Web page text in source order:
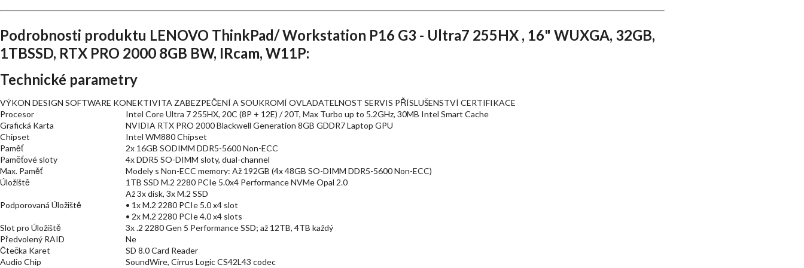
Podrobnosti produktu LENOVO ThinkPad/ Workstation P16 G3 - Ultra7 255HX , 16" WUXGA, 32GB,
1TBSSD, RTX PRO 2000 8GB BW, IRcam, W11P:
Technické parametry
VÝKON DESIGN SOFTWARE KONEKTIVITA ZABEZPEČENÍ A SOUKROMÍ OVLADATELNOST SERVIS PŘÍSLUŠENSTVÍ CERTIFIKACE
Procesor
Intel Core Ultra 7 255HX, 20C (8P + 12E) / 20T, Max Turbo up to 5.2GHz, 30MB Intel Smart Cache
Grafická Karta
NVIDIA RTX PRO 2000 Blackwell Generation 8GB GDDR7 Laptop GPU
Chipset
Intel WM880 Chipset
Paměť
2x 16GB SODIMM DDR5-5600 Non-ECC
Paměťové sloty
4x DDR5 SO-DIMM sloty, dual-channel
Max. Paměť
Modely s Non-ECC memory: Až 192GB (4x 48GB SO-DIMM DDR5-5600 Non-ECC)
Úložiště
1TB SSD M.2 2280 PCIe 5.0x4 Performance NVMe Opal 2.0
Podporovaná Úložiště
Až 3x disk, 3x M.2 SSD
• 1x M.2 2280 PCIe 5.0 x4 slot
• 2x M.2 2280 PCIe 4.0 x4 slots
Slot pro Úložiště
3x .2 2280 Gen 5 Performance SSD; až 12TB, 4TB každý
Předvolený RAID
Ne
Čtečka Karet
SD 8.0 Card Reader
Audio Chip
SoundWire, Cirrus Logic CS42L43 codec